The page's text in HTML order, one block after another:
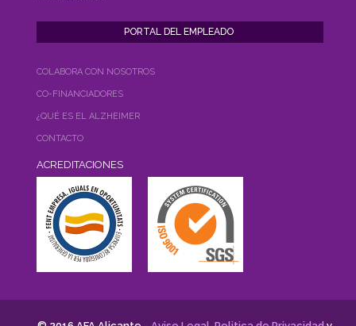
COLABORA CON NOSOTROS
CO-FINANCIADORES
¿QUÉ ES EL ALZHEIMER
CONTACTO
ACREDITACIONES